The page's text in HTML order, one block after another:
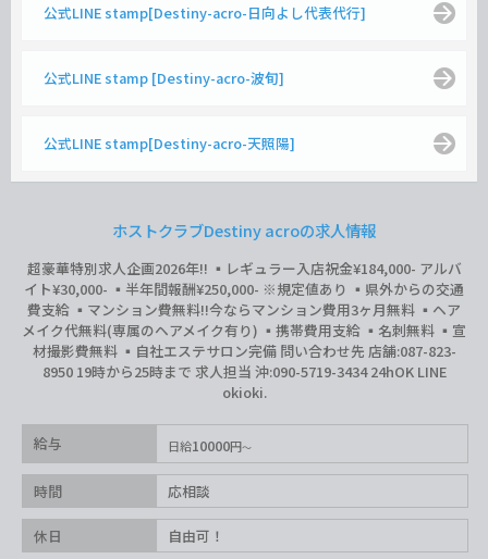
公式LINE stamp[Destiny-acro-日向よし代表代行]
公式LINE stamp [Destiny-acro-波旬]
公式LINE stamp[Destiny-acro-天照陽]
ホストクラブDestiny acroの求人情報
超豪華特別求人企画2026年‼︎ ▪️レギュラー入店祝金¥184,000- アルバ
イト¥30,000- ▪️半年間報酬¥250,000- ※規定値あり ▪️県外からの交通
費支給 ▪️マンション費無料‼︎今ならマンション費用3ヶ月無料 ▪️ヘア
メイク代無料(専属のヘアメイク有り) ▪️携帯費用支給 ▪️名刺無料 ▪️宣
材撮影費無料 ▪️自社エステサロン完備 問い合わせ先 店舗:087-823-
8950 19時から25時まで 求人担当 沖:090-5719-3434 24hOK LINE
okioki.
給与 日給10000円
時間 応相談
休日 自由可！